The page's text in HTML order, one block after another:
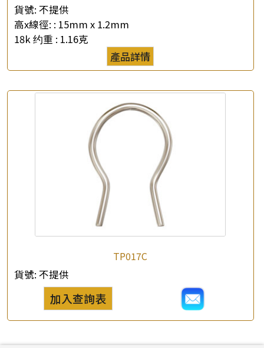
貨號: 不提供
高x線徑: : 15mm x 1.2mm
18k 约重 : 1.16克
產品詳情
TP017C
貨號: 不提供
加入查詢表